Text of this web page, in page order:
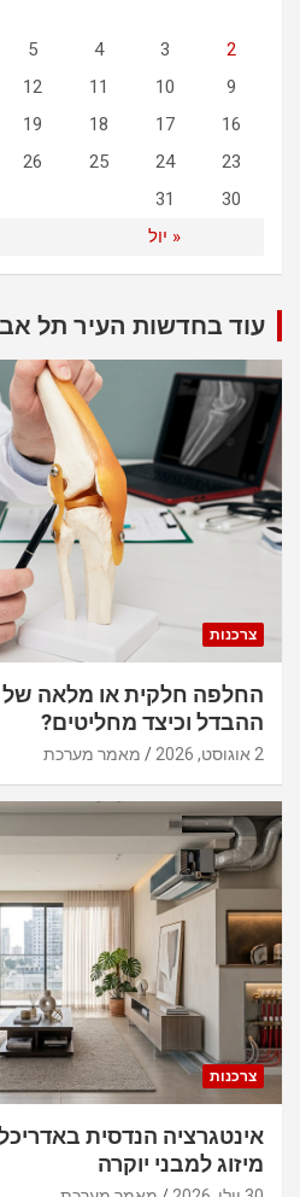
« יול
2
3
4
5
9
10
11
12
16
17
18
19
23
24
25
26
30
31
עוד בחדשות העיר תל
צרכנות
החלפה חלקית או מלאה
ההבדל וכיצד מחליטים?
2 אוגוסט, 2026 מאמר מערכת
צרכנות
אינטגרציה הנדסית
מיזוג למבני יוקרה